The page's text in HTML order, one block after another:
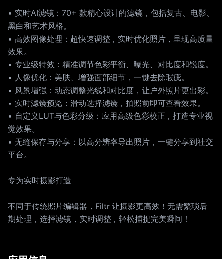
• 实时AI滤镜：70+ 款精心设计的滤镜，包括复古、电影、
黑白和艺术风格。
• 高效图像处理：超快速调整，实时优化照片，呈现高质量
效果。
• 专业级特效：精准调节色彩平衡、曝光、对比度和锐度。
• 人像优化：美肤、增强面部细节，一键去除瑕疵。
• 风景增强：动态调整光线和对比度，让户外照片更出彩。
• 实时滤镜预览：滑动选择滤镜，拍照前即可查看效果。
• 自定义LUT与色彩分级：应用高级色彩校正，打造专业视
觉效果。
• 无缝保存与分享：以高分辨率导出照片，一键分享到社交
平台。
专为实时摄影打造
不同于传统照片编辑器，Filtr 让摄影更高效！无需繁琐后
期处理，选择滤镜，实时调整，轻松捕捉完美瞬间！